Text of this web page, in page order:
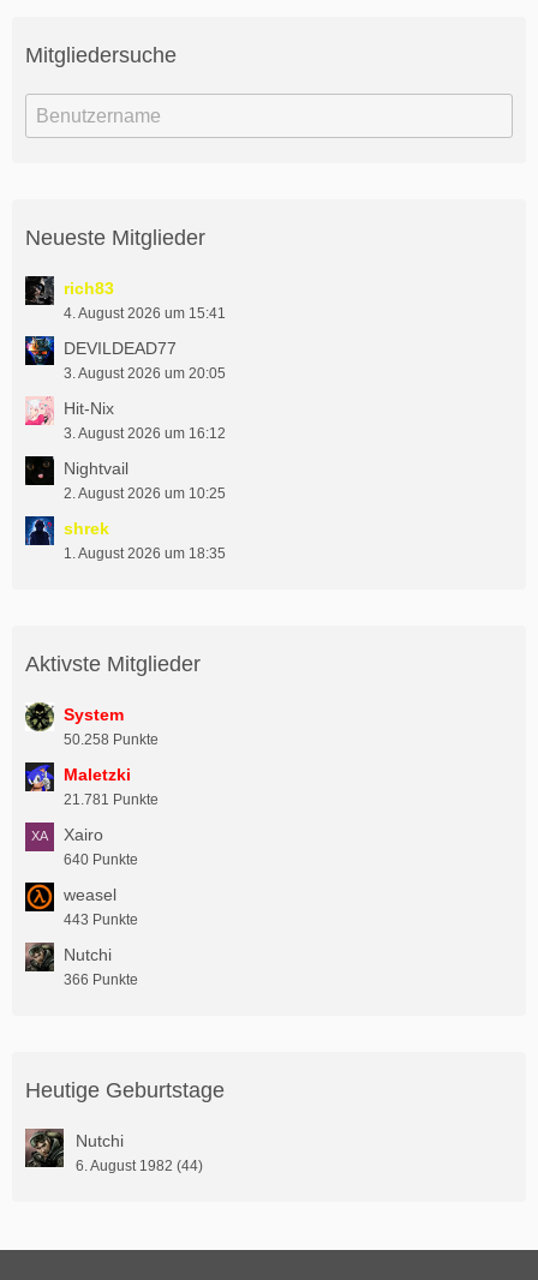
Mitgliedersuche
Neueste Mitglieder
rich83
4. August 2026 um 15:41
DEVILDEAD77
3. August 2026 um 20:05
Hit-Nix
3. August 2026 um 16:12
Nightvail
2. August 2026 um 10:25
shrek
1. August 2026 um 18:35
Aktivste Mitglieder
System
50.258 Punkte
Maletzki
21.781 Punkte
Xairo
640 Punkte
weasel
443 Punkte
Nutchi
366 Punkte
Heutige Geburtstage
Nutchi
6. August 1982 (44)